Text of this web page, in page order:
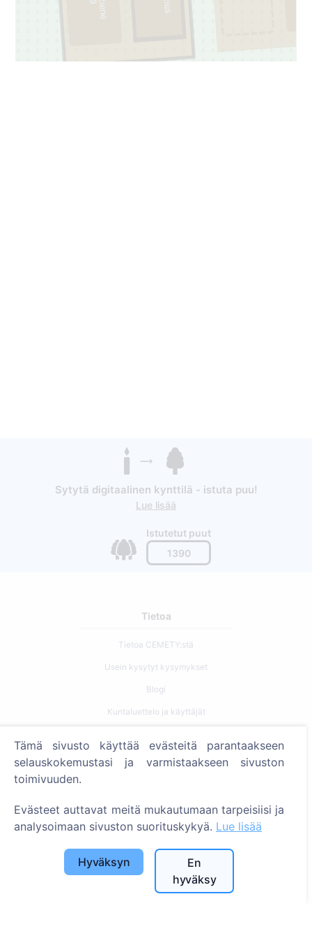
Sytytä digitaalinen kynttilä - istuta puu!
Lue lisää
Istutetut puut
1390
Tietoa
Tietoa CEMETY:stä
Usein kysytyt kysymykset
Blogi
Kuntaluettelo ja käyttäjät
Maksukäytäntö
Haku
Etsi hautausmaita
Palvelut
Tämä sivusto käyttää evästeitä parantaakseen
selauskokemustasi ja varmistaakseen sivuston
toimivuuden.
Evästeet auttavat meitä mukautumaan tarpeisiisi ja
analysoimaan sivuston suorituskykyä. Lue lisää
Hyväksyn
En
hyväksy